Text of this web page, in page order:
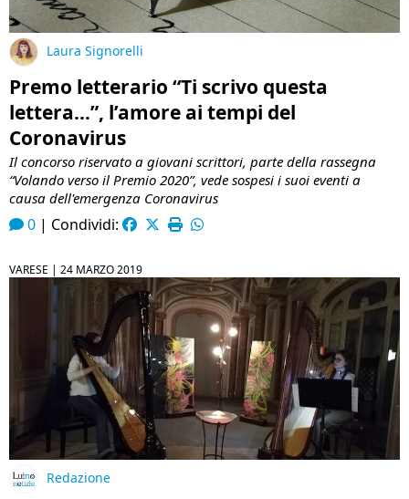
Laura Signorelli
Premo letterario “Ti scrivo questa
lettera…”, l’amore ai tempi del
Coronavirus
Il concorso riservato a giovani scrittori, parte della rassegna
“Volando verso il Premio 2020”, vede sospesi i suoi eventi a
causa dell'emergenza Coronavirus
0 | Condividi:
VARESE | 24 MARZO 2019
Redazione